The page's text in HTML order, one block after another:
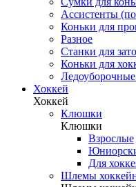
Ассистенты
Коньки для
Разное
Станки для
Коньки для
Хоккей
Хоккей
Клюшки
Клюшки
Взрослые
Для
Шлемы